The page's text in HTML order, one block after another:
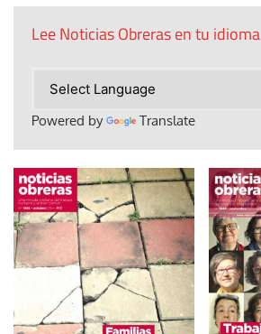
Lee Noticias Obreras en tu idioma
Powered by Translate